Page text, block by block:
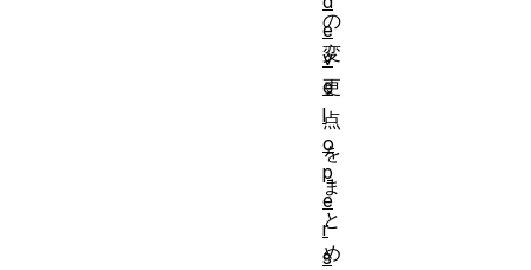
の
変
更
点
を
ま
と
め
e
v
e
l
o
p
e
r
s